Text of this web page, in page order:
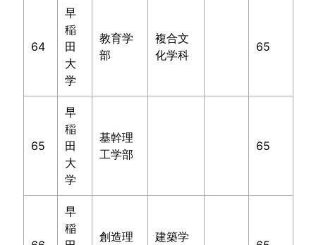
64
早
稲
田
大
学
教育学
部
複合文
化学科
65
65
早
稲
田
大
学
基幹理
工学部
65
早
稲
創造理 建築学